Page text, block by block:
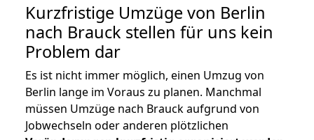
Kurzfristige Umzüge von Berlin
nach Brauck stellen für uns kein
Problem dar
Es ist nicht immer möglich, einen Umzug von
Berlin lange im Voraus zu planen. Manchmal
müssen Umzüge nach Brauck aufgrund von
Jobwechseln oder anderen plötzlichen